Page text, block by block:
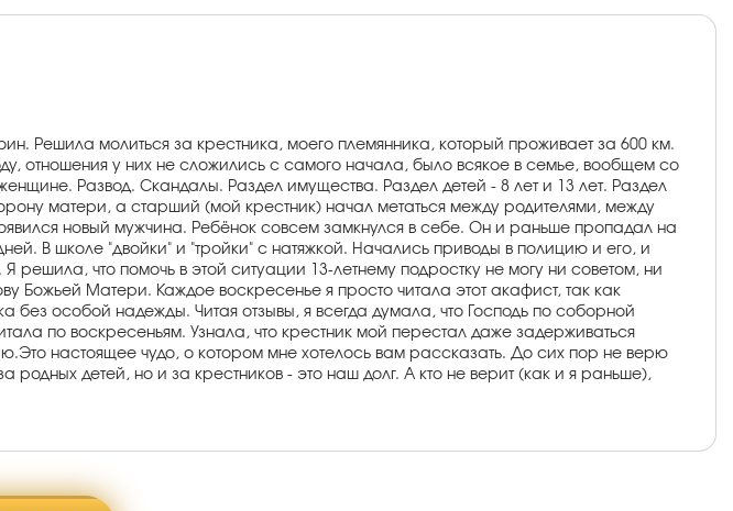
Решила молиться за крестника, моего племянника, который проживает за 600 км.
отношения у них не сложились с самого начала, было всякое в семье, вообщем со
Развод. Скандалы. Раздел имущества. Раздел детей - 8 лет и 13 лет. Раздел
матери, а старший (мой крестник) начал метаться между родителями, между
новый мужчина. Ребёнок совсем замкнулся в себе. Он и раньше пропадал на
В школе "двойки" и "тройки" с натяжкой. Начались приводы в полицию и его, и
что помочь в этой ситуации 13-летнему подростку не могу ни советом, ни
Божьей Матери. Каждое воскресенье я просто читала этот акафист, так как
особой надежды. Читая отзывы, я всегда думала, что Господь по соборной
по воскресеньям. Узнала, что крестник мой перестал даже задерживаться
настоящее чудо, о котором мне хотелось вам рассказать. До сих пор не верю
детей, но и за крестников - это наш долг. А кто не верит (как и я раньше),